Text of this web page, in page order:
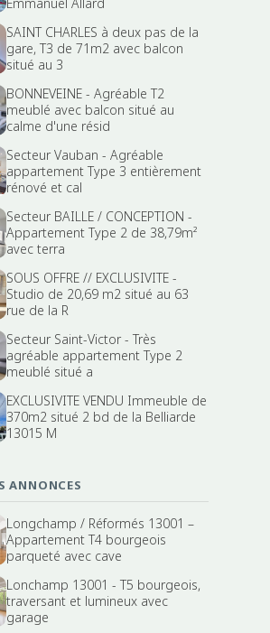
SAINT CHARLES à deux pas de la
gare, T3 de 71m2 avec balcon
situé au 3
BONNEVEINE - Agréable T2
meublé avec balcon situé au
calme d'une résid
Secteur Vauban - Agréable
appartement Type 3 entièrement
rénové et cal
Secteur BAILLE / CONCEPTION -
Appartement Type 2 de 38,79m²
avec terra
SOUS OFFRE // EXCLUSIVITE -
Studio de 20,69 m2 situé au 63
rue de la R
Secteur Saint-Victor - Très
agréable appartement Type 2
meublé situé a
EXCLUSIVITE VENDU Immeuble de
370m2 situé 2 bd de la Belliarde
13015 M
ANNONCES
Longchamp / Réformés 13001 –
Appartement T4 bourgeois
parqueté avec cave
Lonchamp 13001 - T5 bourgeois,
traversant et lumineux avec
garage